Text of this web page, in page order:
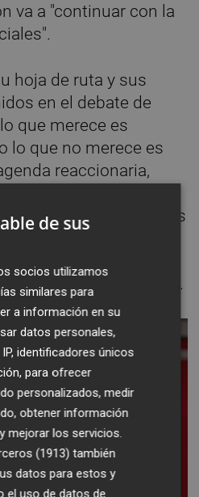
va a "continuar con la
hoja de ruta y sus
en el debate de
que merece es
lo que no merece es
reaccionaria,
coalición del PP con
irreparable a los
de hombres y
para agregar que
requiere "estabilidad".
de sus
socios utilizamos
similares para
a información en su
datos personales,
identificadores únicos
para ofrecer
personalizados, medir
obtener información
mejorar los servicios.
(1913) también
datos para estos y
el uso de datos de